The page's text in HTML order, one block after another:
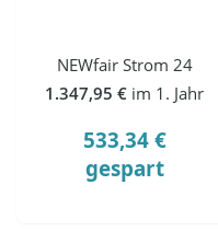
NEWfair Strom 24
1.347,95 € im 1. Jahr
533,34 €
gespart